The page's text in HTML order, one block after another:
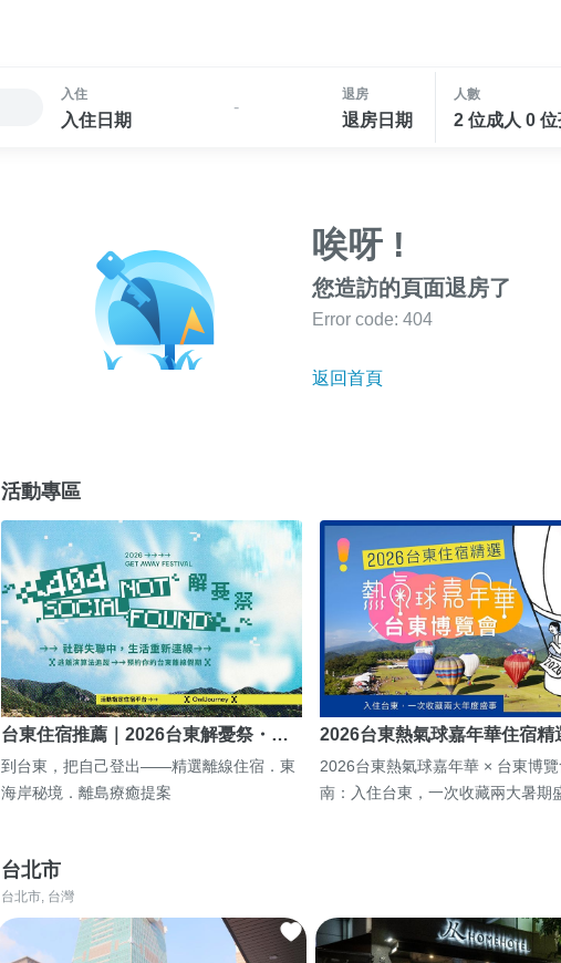
入住
入住日期
-
退房
退房日期
人數
2 位成人 0
唉呀 !
您造訪的頁面退房了
Error code: 404
返回首頁
活動專區
台東住宿推薦｜2026台東解憂祭・…
到台東，把自己登出——精選離線住宿．東
海岸秘境．離島療癒提案
2026台東熱氣球嘉年華住宿
2026台東熱氣球嘉年華 × 台東博
南：入住台東，一次收藏兩大暑期
台北市
台北市, 台灣